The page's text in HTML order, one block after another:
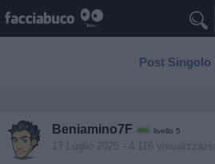
Post Singolo
Beniamino7F livello 5
17 Luglio 2025 - 4.116